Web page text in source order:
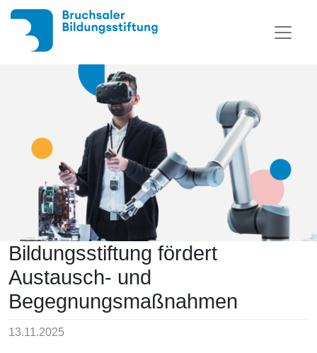
Bildungsstiftung fördert
Austausch- und
Begegnungsmaßnahmen
13.11.2025